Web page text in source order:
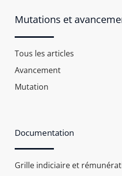
Mutations et
Tous les articles
Avancement
Mutation
Documentation
Grille indiciaire et